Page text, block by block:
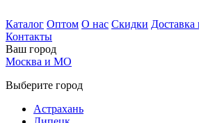
Каталог Оптом О нас Скидки Доставка
Контакты
Ваш город
Москва и МО
Выберите город
Астрахань